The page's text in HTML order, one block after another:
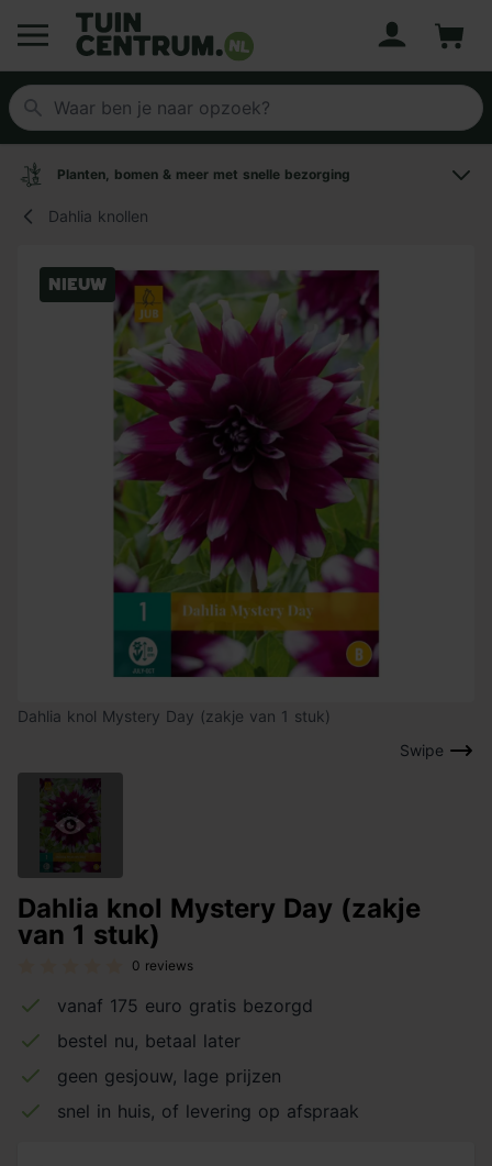
Logo Tuincentrum.nl
Planten, bomen & meer met snelle bezorging
Dahlia knollen
Swipe
Nieuw
Dahlia knol Mystery Day (zakje van 1 stuk)
Dahlia knol Mystery Day (zakje
van 1 stuk)
0 reviews
vanaf 175 euro gratis bezorgd
bestel nu, betaal later
geen gesjouw, lage prijzen
snel in huis, of levering op afspraak